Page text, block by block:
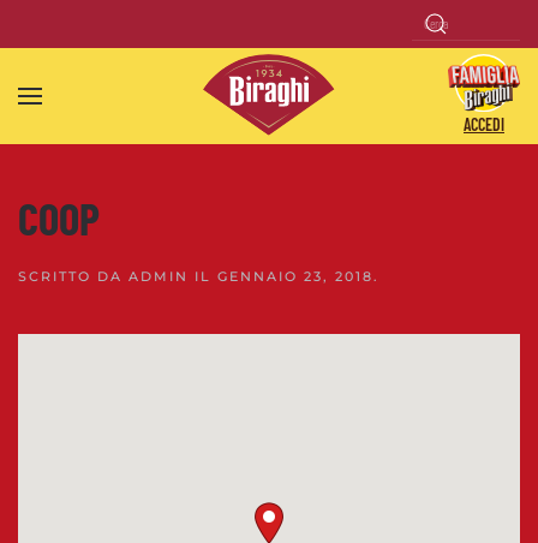
Skip to main content
ACCEDI
COOP
SCRITTO DA ADMIN IL GENNAIO 23, 2018.